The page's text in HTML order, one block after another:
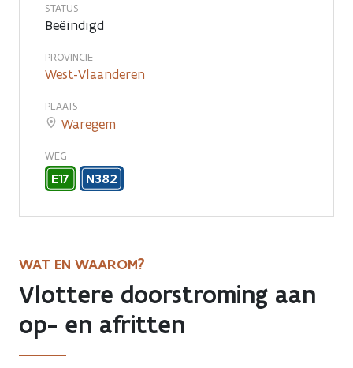
STATUS
Beëindigd
PROVINCIE
West-Vlaanderen
PLAATS
Waregem
WEG
E17 N382
WAT EN WAAROM?
Vlottere doorstroming aan
op- en afritten